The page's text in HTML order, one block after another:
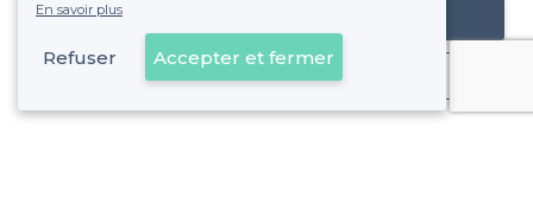
Référencer mon établissement
Déjà client
En savoir plus
Refuser Accepter et fermer